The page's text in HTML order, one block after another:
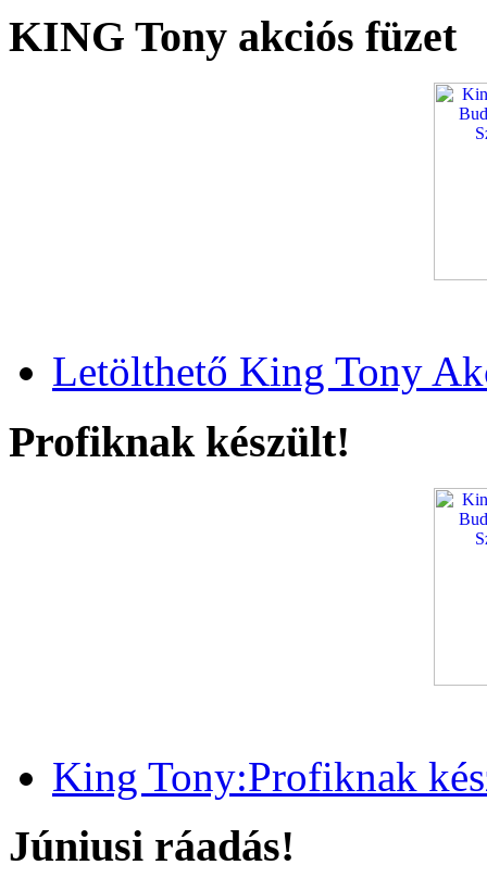
KING Tony akciós füzet
Letölthető King Tony
Profiknak készült!
King Tony:Profiknak
Júniusi ráadás!